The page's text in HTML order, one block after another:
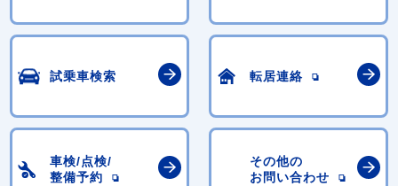
試乗車検索 転居連絡
車検/点検/
整備予約
その他の
お問い合わせ